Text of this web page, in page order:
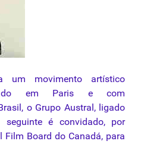
um movimentoartístico
em Paris e com
o Grupo Austral, ligado
é convidado, por
Board do Canadá, para